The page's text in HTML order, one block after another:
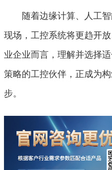
随着边缘计算、人工智
现场，工控系统将更趋开
业企业而言，理解并选择
策略的工控伙伴，正成为
步。